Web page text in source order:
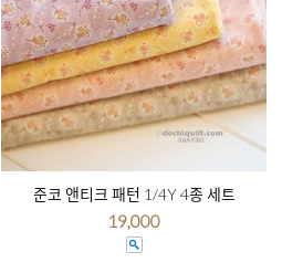
준코 앤티크 패턴 1/4Y 4종 세트
19,000